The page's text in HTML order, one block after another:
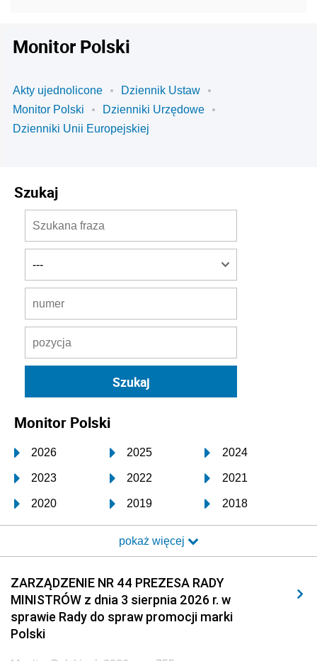
Monitor Polski
Akty ujednolicone
Dziennik Ustaw
Monitor Polski
Dzienniki Urzędowe
Dzienniki Unii Europejskiej
Szukaj
Monitor Polski
2026 2025 2024
2023 2022 2021
2020 2019 2018
2017 2016 2015
2014 2013 2012
2011 2010 2009
2008 2007 2006
2005
pokaż więcej
ZARZĄDZENIE NR 44 PREZESA RADY
MINISTRÓW z dnia 3 sierpnia 2026 r. w
sprawie Rady do spraw promocji marki
Polski